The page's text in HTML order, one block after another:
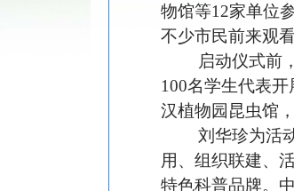
物馆等12家单位
不少市民前来观
启动仪式前
100名学生代表
汉植物园昆虫馆
刘华珍为活
用、组织联建、
特色科普品牌。